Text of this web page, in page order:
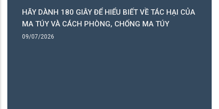
HÃY DÀNH 180 GIÂY ĐỂ HIỂU BIẾT VỀ TÁC HẠI CỦA
MA TÚY VÀ CÁCH PHÒNG, CHỐNG MA TÚY
09/07/2026